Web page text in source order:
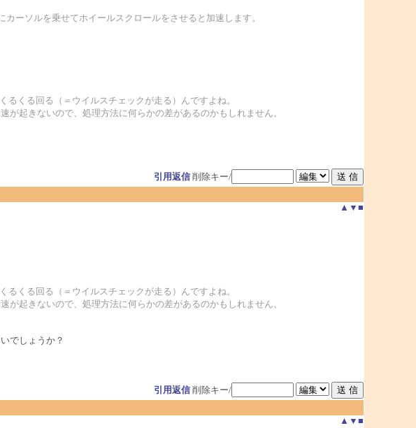
ーソルを乗せてホイールスクロールをさせると加速します。
くる回る（＝ウイルスチェックが走る）んですよね。
が起きないので、処理方法に何らかの差があるのかもしれません。
引用返信 削除キー/
▲ ▼ ■
くる回る（＝ウイルスチェックが走る）んですよね。
が起きないので、処理方法に何らかの差があるのかもしれません。
でしょうか？
引用返信 削除キー/
▲ ▼ ■